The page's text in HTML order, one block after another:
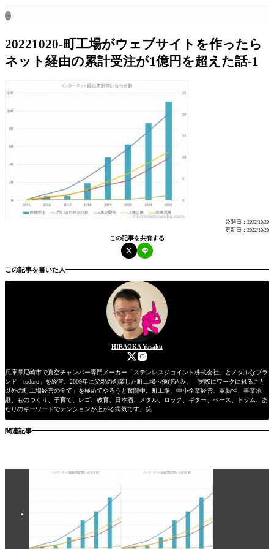

20221020-町工場がウェブサイトを作ったら
ネット経由の累計受注が1億円を超えた話-1
公開日： 2022/10/20
更新日： 2022/10/20
この記事を共有する
この記事を書いた人
HIRAOKA Yusaku
兵庫県尼崎市で真空チャンバー専門メーカー「ステンレスジョイント株式会社」とメタルなブラ
ンド「todoro」を経営。2009年に父親の創業した町工場へ飛び込み、「実際にワークに触ること
以外の町工場経営の全て」を極めてやろうと奮闘中。町工場、中小企業経営、革新性、事業承
継、ものづくり、子育て、レゴ、教育、日本酒、メタル、ロック、ギター、ベース、ドラム、あ
たりのキーワードでテンションが上がる病気です。笑
関連記事